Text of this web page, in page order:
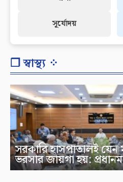
সূর্যোদয়
❐ স্বাস্থ্য ⁘
সরকারি হাসপাতালই যেন
ভরসার জায়গা হয়: